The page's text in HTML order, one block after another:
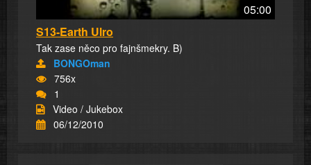
05:00
S13-Earth Ulro
Tak zase něco pro fajnšmekry. B)
BONGOman
756x
1
Video / Jukebox
06/12/2010